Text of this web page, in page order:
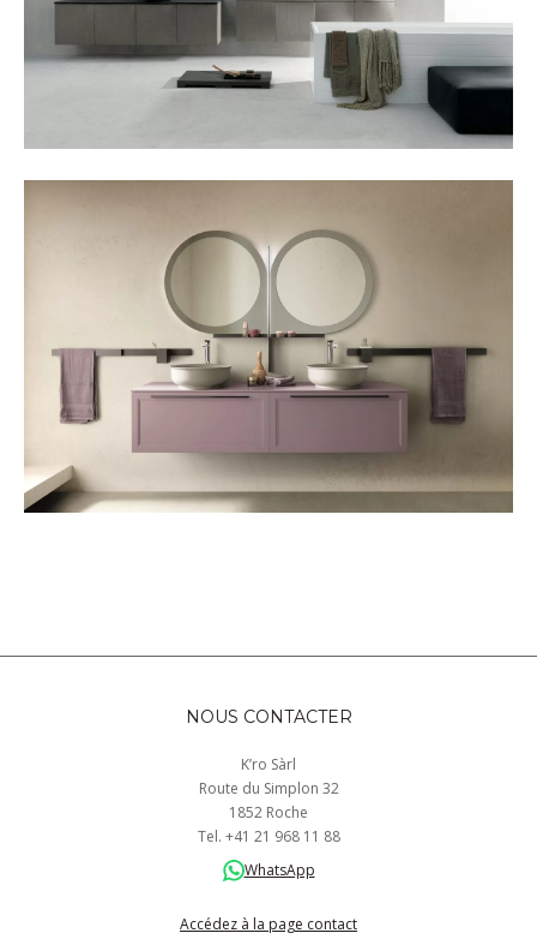
NOUS CONTACTER
K’ro Sàrl
Route du Simplon 32
1852 Roche
Tel. +41 21 968 11 88
WhatsApp
Accédez à la page contact